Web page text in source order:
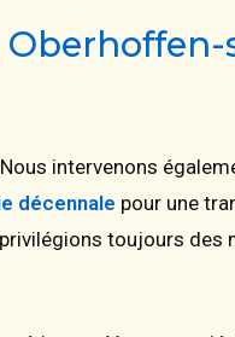
intervenons
décennale pour une
toujours des